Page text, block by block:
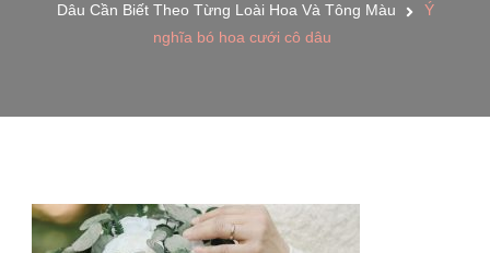
Dâu Cần Biết Theo Từng Loài Hoa Và Tông Màu
Ý
nghĩa bó hoa cưới cô dâu